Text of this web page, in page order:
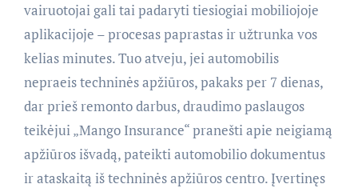
vairuotojai gali tai padaryti tiesiogiai mobiliojoje
aplikacijoje – procesas paprastas ir užtrunka vos
kelias minutes. Tuo atveju, jei automobilis
nepraeis techninės apžiūros, pakaks per 7 dienas,
dar prieš remonto darbus, draudimo paslaugos
teikėjui „Mango Insurance“ pranešti apie neigiamą
apžiūros išvadą, pateikti automobilio dokumentus
ir ataskaitą iš techninės apžiūros centro. Įvertinęs